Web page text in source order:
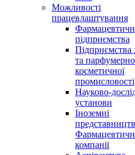
Можливості
працевлаштування
підприємства
Підприємства
та
косметичної
промисловості
Науково-
установи
Іноземні
компанії